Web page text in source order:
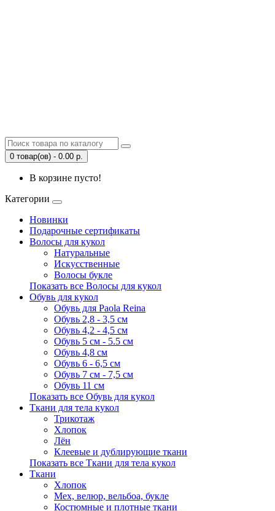
0 товар(ов) - 0.00 р.
В корзине пусто!
Категории
Новинки
Подарочные сертификаты
Волосы для кукол
Натуральные
Искусственные
Волосы букле
Показать все Волосы для кукол
Обувь для кукол
Обувь для Paola Reina
Обувь 2,8 - 3,5 см
Обувь 4,2 - 4,5 см
Обувь 5 см - 5.5 см
Обувь 4,8 см
Обувь 6 - 6,5 см
Обувь 7 см - 7,5 см
Обувь 11 см
Показать все Обувь для кукол
Ткани для тела кукол
Трикотаж
Хлопок
Лён
Клеевые и дублирующие ткани
Показать все Ткани для тела кукол
Ткани
Хлопок
Мех, велюр, вельбоа, букле
Костюмные и плотные ткани